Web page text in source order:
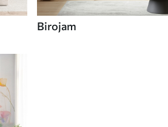
Birojam